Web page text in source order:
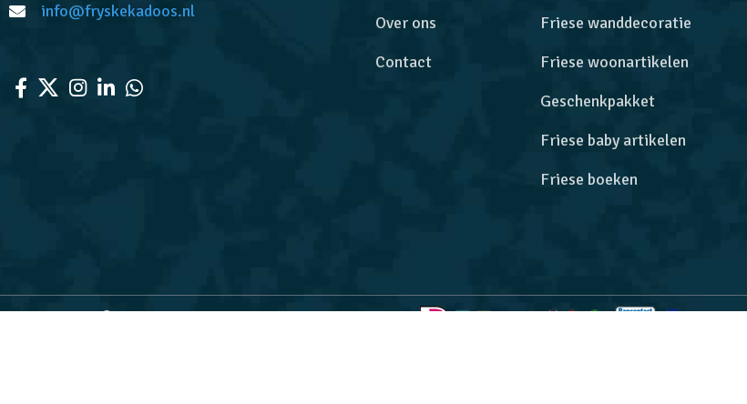
info@fryskekadoos.nl
Over ons
Contact
Friese wanddecoratie
Friese woonartikelen
Geschenkpakket
Friese baby artikelen
Friese boeken